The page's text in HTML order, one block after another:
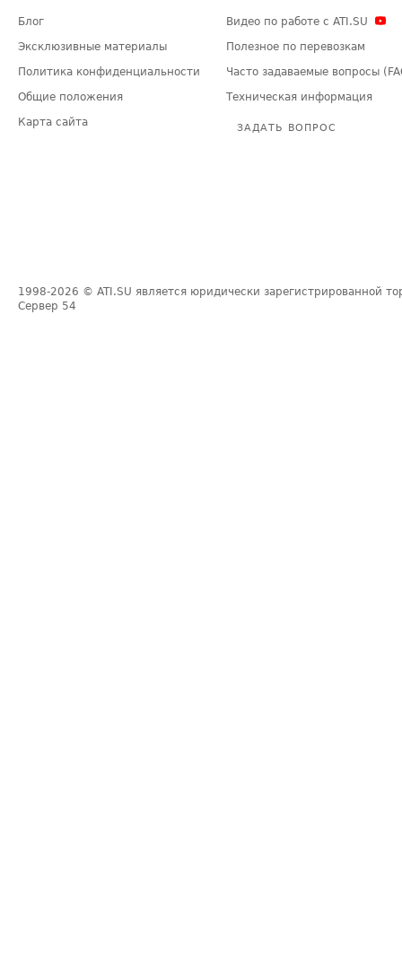
Блог
Эксклюзивные материалы
Политика конфиденциальности
Общие положения
Карта сайта
Видео по работе с ATI.SU
Полезное по перевозкам
Часто задаваемые вопросы
Техническая информация
ЗАДАТЬ ВОПРОС
1998-2026 © ATI.SU является юридически зарегистрированной
Сервер 54